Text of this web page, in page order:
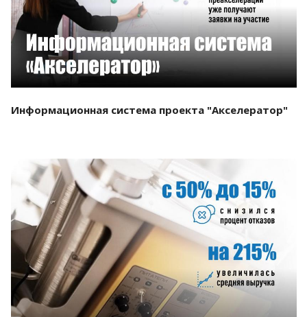
Информационная система проекта "Акселератор"
Смотреть проект